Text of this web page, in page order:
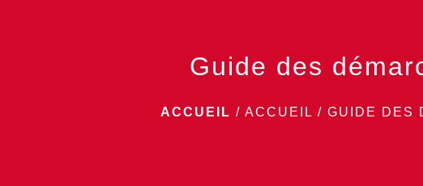
Guide des
ACCUEIL / ACCUEIL / GUIDE DES